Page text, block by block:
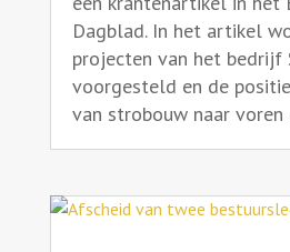
Dagblad. In het artikel
projecten van het bedrijf
voorgesteld en de
van strobouw naar voren